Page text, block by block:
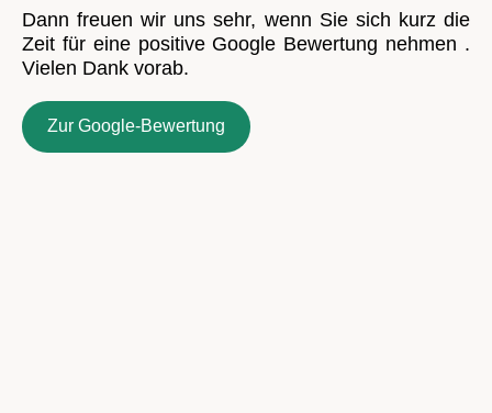
Dann freuen wir uns sehr, wenn Sie sich kurz die
Zeit für eine positive Google Bewertung nehmen .
Vielen Dank vorab.
Zur Google-Bewertung